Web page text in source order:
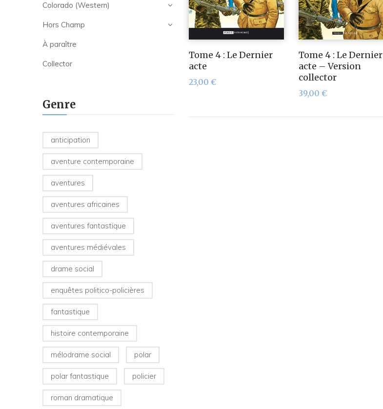
Colorado (Western)
Hors Champ
À paraître
Collector
Genre
anticipation
aventure contemporaine
aventures
aventures africaines
aventures fantastique
aventures médiévales
drame social
enquêtes politico-policières
fantastique
histoire contemporaine
mélodrame social polar
polar fantastique policier
roman dramatique
Tome 4 : Le Dernier
acte
23,00 €
Tome 4 : Le Dernier
acte – Version
collector
39,00 €